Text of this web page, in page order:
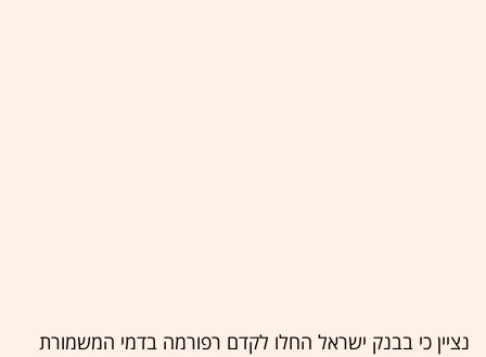
נציין כי בבנק ישראל החלו לקדם רפורמה בדמי המשמורת